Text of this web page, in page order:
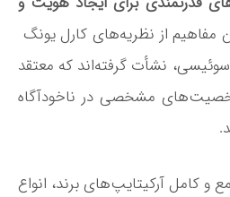
مفاهیم از نظریه‌های کارل یونگ
نشأت گرفته‌اند که معتقد
مشخصی در ناخودآگاه
و کامل آرکیتایپ‌های برند، انواع